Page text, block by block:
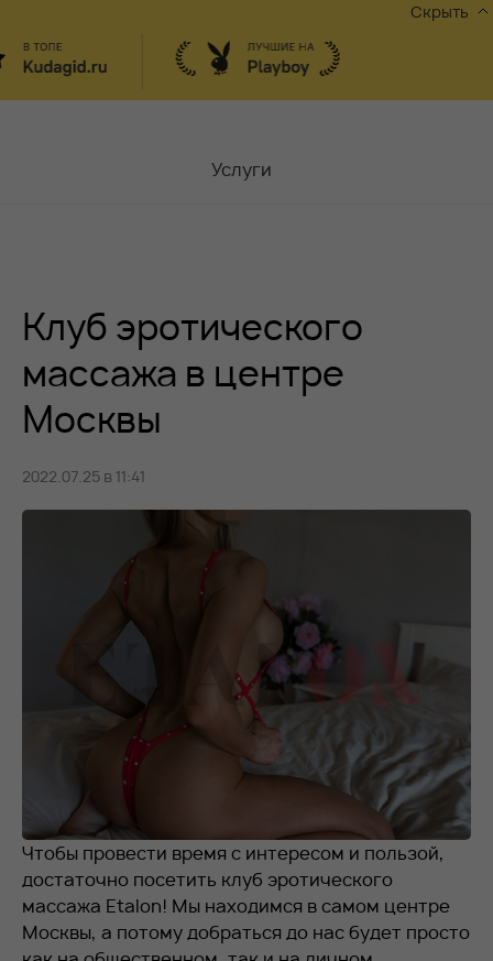
Скрыть
Услуги
Москва,
+7 912 076-93-01
Клуб эротического
массажа в центре
Москвы
2022.07.25 в 11:41
Чтобы провести время с интересом и пользой,
достаточно посетить клуб эротического
массажа Etalon! Мы находимся в самом центре
Москвы, а потому добраться до нас будет просто